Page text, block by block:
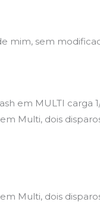
mim, sem
em MULTI carga
Multi, dois
Multi, dois